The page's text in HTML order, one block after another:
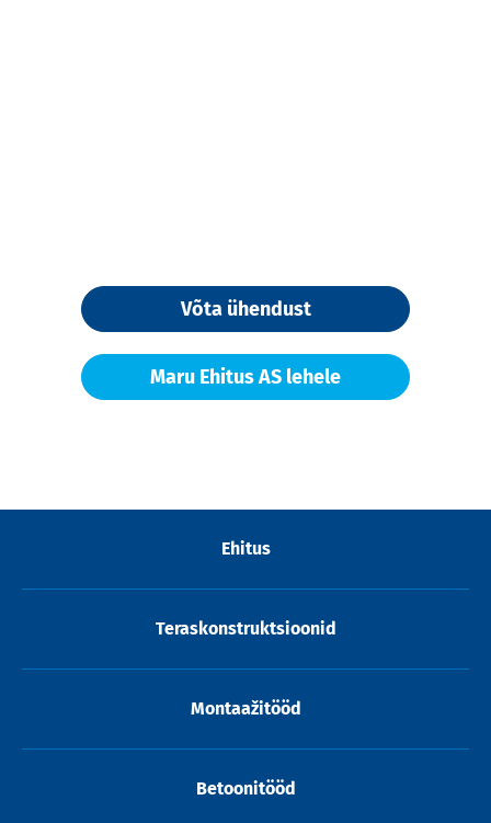
Võta ühendust
Maru Ehitus AS lehele
Ehitus
Teraskonstruktsioonid
Montaažitööd
Betoonitööd